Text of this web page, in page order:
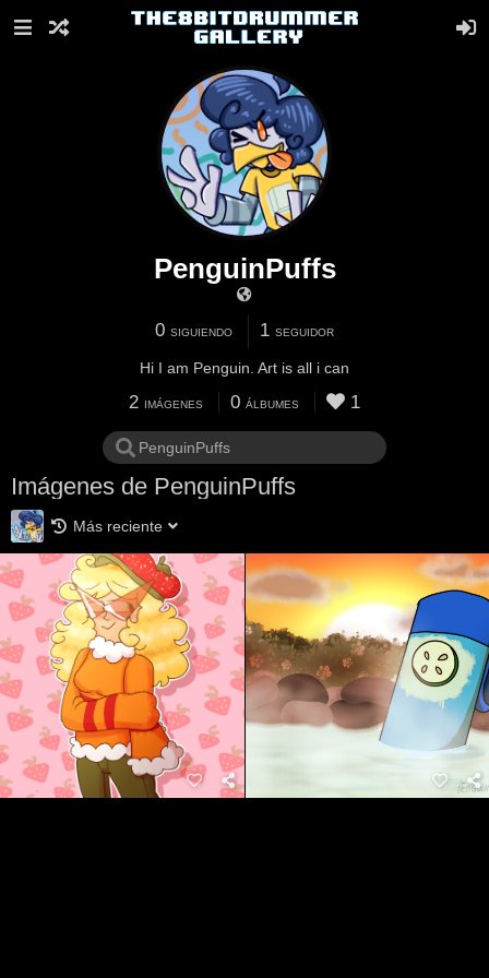
PenguinPuffs
0 SIGUIENDO 1 SEGUIDOR
Hi I am Penguin. Art is all i can
2 IMÁGENES 0 ÁLBUMES 1
Imágenes de PenguinPuffs
Más reciente